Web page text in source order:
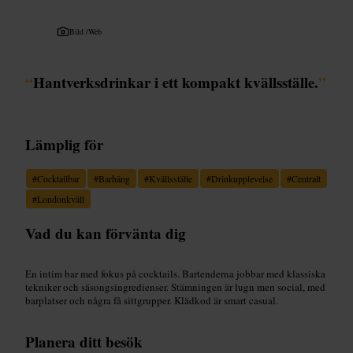
Bild /Web
“Hantverksdrinkar i ett kompakt kvällsställe.”
Lämplig för
#Cocktailbar #Barhäng #Kvällsställe #Drinkupplevelse #Centralt
#Londonkväll
Vad du kan förvänta dig
En intim bar med fokus på cocktails. Bartenderna jobbar med klassiska
tekniker och säsongsingredienser. Stämningen är lugn men social, med
barplatser och några få sittgrupper. Klädkod är smart casual.
Planera ditt besök